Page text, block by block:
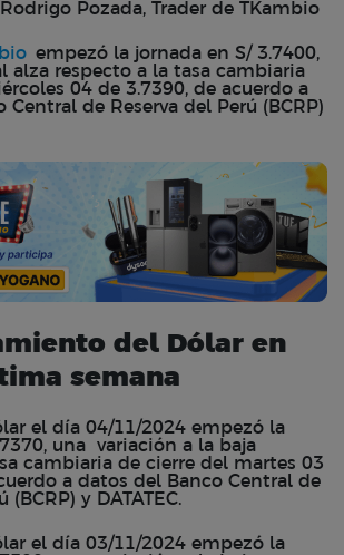
Pozada, Trader de TKambio
empezó la jornada en S/ 3.7400,
alza respecto a la tasa cambiaria
04 de 3.7390, de acuerdo a
Central de Reserva del Perú (BCRP)
del Dólar en
semana
el día 04/11/2024 empezó la
una variación a la baja
cambiaria de cierre del martes 03
a datos del Banco Central de
(BCRP) y DATATEC.
el día 03/11/2024 empezó la